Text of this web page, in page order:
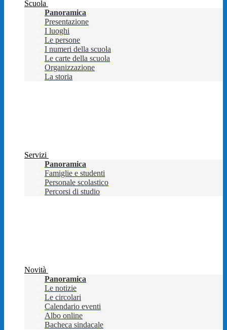
Scuola
Panoramica
Presentazione
I luoghi
Le persone
I numeri della scuola
Le carte della scuola
Organizzazione
La storia
Servizi
Panoramica
Famiglie e studenti
Personale scolastico
Percorsi di studio
Novità
Panoramica
Le notizie
Le circolari
Calendario eventi
Albo online
Bacheca sindacale